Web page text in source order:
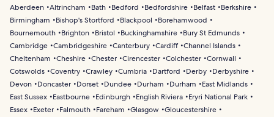
Aberdeen Altrincham Bath Bedford Bedfordshire Belfast
Berkshire
Birmingham
Bishop's Stortford Blackpool
Borehamwood
Bournemouth
Brighton Bristol Buckinghamshire
Bury St Edmunds
Cambridge Cambridgeshire Canterbury Cardiff Channel Islands
Cheltenham
Cheshire Chester Cirencester Colchester Cornwall
Cotswolds Coventry Crawley Cumbria Dartford Derby
Derbyshire
Devon
Doncaster Dorset Dundee Durham Durham
East Midlands
East Sussex
Eastbourne Edinburgh English Riviera
Eryri National Park
Essex
Exeter Falmouth Fareham Glasgow
Gloucestershire